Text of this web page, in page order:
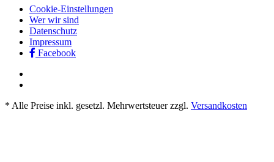
Cookie-Einstellungen
Wer wir sind
Datenschutz
Impressum
Facebook
* Alle Preise inkl. gesetzl. Mehrwertsteuer zzgl. Versandkosten